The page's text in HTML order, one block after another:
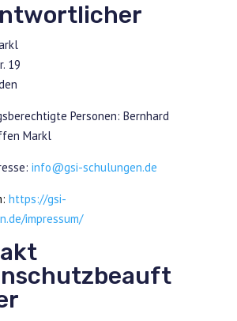
19
Personen: Bernhard
Markl
info@gsi-schulungen.de
https://gsi-
impressum/